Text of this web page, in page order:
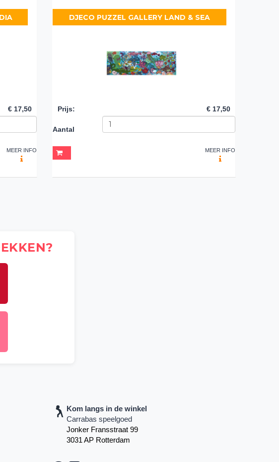
€ 17,50
MEER INFO
DJECO PUZZEL GALLERY LAND & SEA
Prijs: € 17,50
Aantal
MEER INFO
Kom langs in de winkel
Carrabas speelgoed
Jonker Fransstraat 99
3031 AP Rotterdam